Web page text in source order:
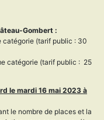
Gombert :
catégorie (tarif public : 30
catégorie (tarif public : 25
le mardi 16 mai 2023 à
le nombre de places et la